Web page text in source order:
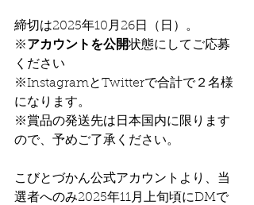
締切は2025年10月26日（日）。
※アカウントを公開状態にしてご応募
ください
※InstagramとTwitterで合計で２名様
になります。
※賞品の発送先は日本国内に限ります
ので、予めご了承ください。
こびとづかん公式アカウントより、当
選者へのみ2025年11月上旬頃にDMで